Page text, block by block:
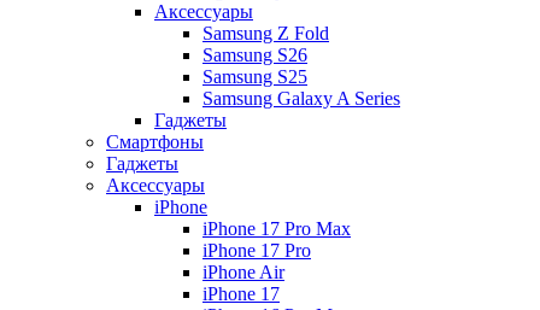
Аксессуары
Samsung Z Fold
Samsung S26
Samsung S25
Samsung Galaxy A Series
Гаджеты
Смартфоны
Гаджеты
Аксессуары
iPhone
iPhone 17 Pro Max
iPhone 17 Pro
iPhone Air
iPhone 17